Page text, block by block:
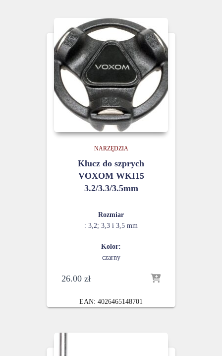
NARZĘDZIA
Klucz do szprych
VOXOM WKI15
3.2/3.3/3.5mm
Rozmiar
: 3,2; 3,3 i 3,5 mm
Kolor:
czarny
26.00 zł
EAN: 4026465148701